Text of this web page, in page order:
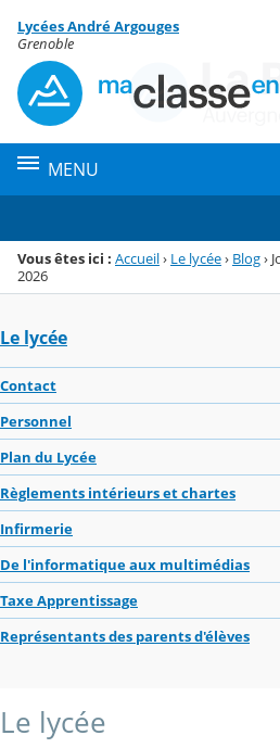
Menu de la rubrique
Contenu
Lycées André Argouges
Grenoble
MENU
Vous êtes ici : Accueil› Le lycée› Blog›
2026
Le lycée
Contact
Personnel
Plan du Lycée
Règlements intérieurs et chartes
Infirmerie
De l'informatique aux multimédias
Taxe Apprentissage
Représentants des parents d'élèves
Le lycée